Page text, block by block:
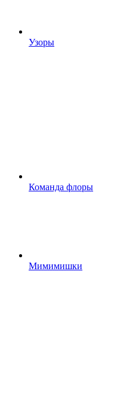
Узоры
Команда флоры
Мимимишки